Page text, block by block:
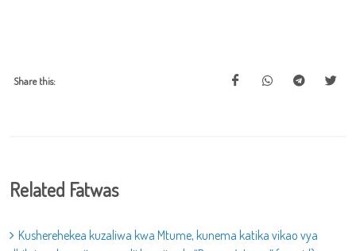
Share this:
Related Fatwas
Kusherehekea kuzaliwa kwa Mtume, kunema katika vikao vya